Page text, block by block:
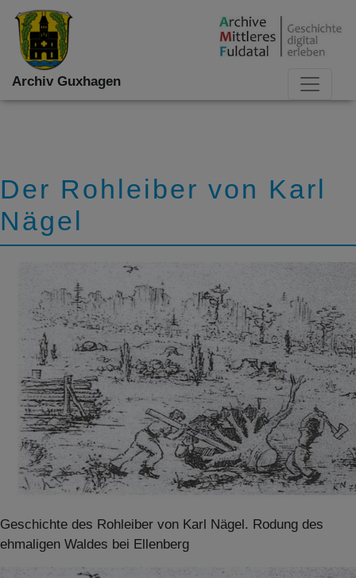
Archiv Guxhagen
Der Rohleiber von Karl
Nägel
Geschichte des Rohleiber von Karl Nägel. Rodung des
ehmaligen Waldes bei Ellenberg